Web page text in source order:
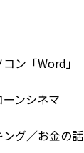
ン「Word」
ンシネマ
グ／お金の話